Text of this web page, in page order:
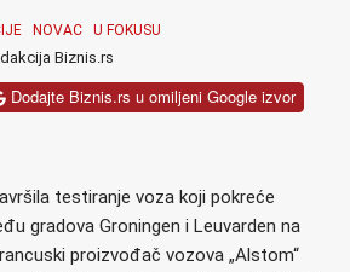
NOVAC U FOKUSU
Biznis.rs
Dodajte Biznis.rs u omiljeni Google izvor
testiranje voza koji pokreće
gradova Groningen i Leuvarden na
proizvođač vozova „Alstom“